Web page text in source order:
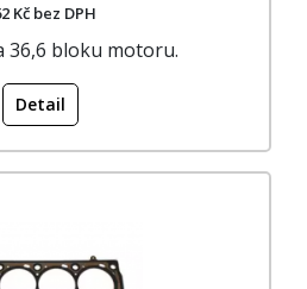
Kč bez DPH
36,6 bloku motoru.
Detail